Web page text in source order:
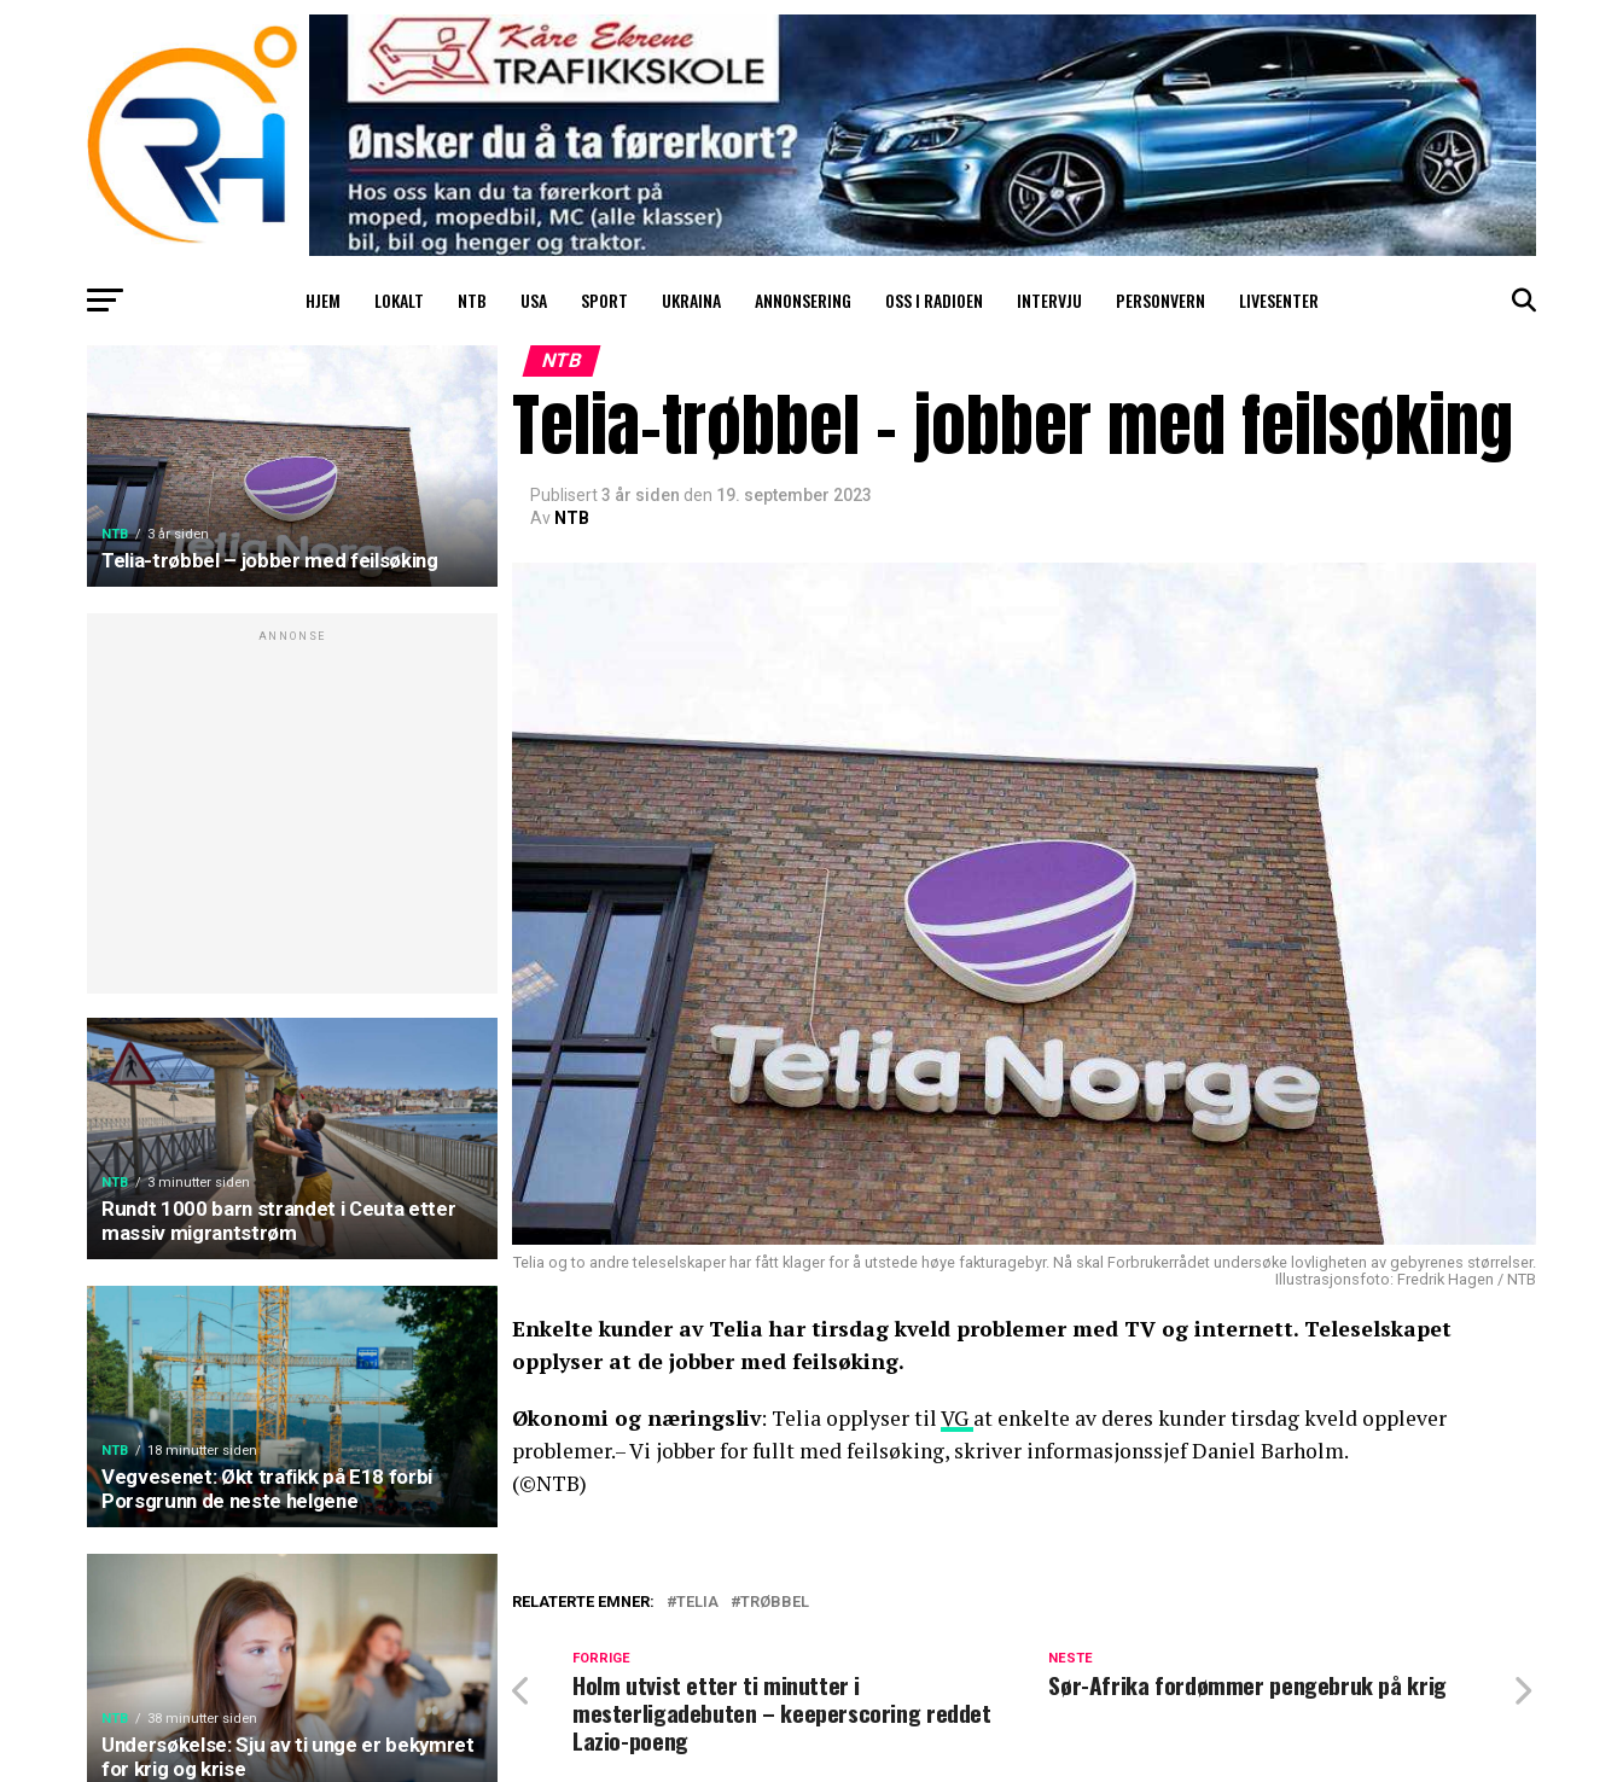
HJEM LOKALT NTB USA SPORT UKRAINA ANNONSERING OSS I RADIOEN INTERVJU PERSONVERN LIVESENTER
NTB 3 år siden
Telia-trøbbel – jobber med feilsøking
ANNONSE
NTB 3 minutter siden
Rundt 1000 barn strandet i Ceuta etter
massiv migrantstrøm
NTB 18 minutter siden
Vegvesenet: Økt trafikk på E18 forbi
Porsgrunn de neste helgene
NTB 38 minutter siden
Undersøkelse: Sju av ti unge er bekymret
for krig og krise
NTB
Telia-trøbbel – jobber med feilsøking
Publisert3 år siden den 19. september 2023
Av NTB
Telia og to andre teleselskaper har fått klager for å utstede høye fakturagebyr. Nå skal Forbrukerrådet undersøke lovligheten av gebyrenes størrelser.
Illustrasjonsfoto: Fredrik Hagen / NTB
Enkelte kunder av Telia har tirsdag kveld problemer med TV og internett. Teleselskapet
opplyser at de jobber med feilsøking.
Økonomi og næringsliv: Telia opplyser tilVG at enkelte av deres kunder tirsdag kveld opplever
problemer.– Vi jobber for fullt med feilsøking, skriver informasjonssjef Daniel Barholm.
(©NTB)
RELATERTE EMNER: TELIA TRØBBEL
NESTE
Sør-Afrika fordømmer pengebruk på krig
FORRIGE
Holm utvist etter ti minutter i
mesterligadebuten – keeperscoring reddet
Lazio-poeng